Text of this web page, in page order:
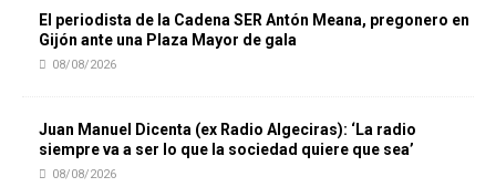
El periodista de la Cadena SER Antón Meana, pregonero en
Gijón ante una Plaza Mayor de gala
08/08/2026
Juan Manuel Dicenta (ex Radio Algeciras): ‘La radio
siempre va a ser lo que la sociedad quiere que sea’
08/08/2026